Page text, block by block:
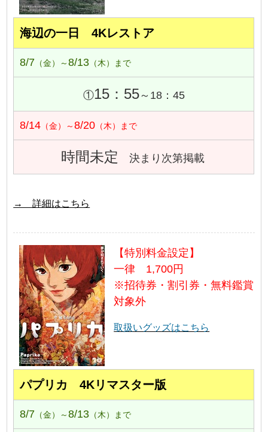
海辺の一日 4Kレストア
8/7 （金）～8/13 （木）まで
①15：55～18：45
8/14 （金）～8/20 （木）まで
時間未定 決まり次第掲載
→ 詳細はこちら
【特別料金設定】
一律 1,700円
※招待券・割引券・無料鑑賞
対象外
取扱いグッズはこちら
パプリカ 4Kリマスター版
8/7 （金）～8/13 （木）まで